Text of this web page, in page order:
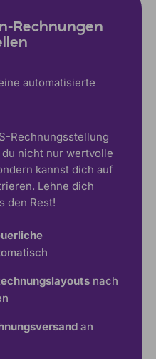
Rechnungen
automatisierte
Rechnungsstellung
nicht nur wertvolle
kannst dich auf
Lehne dich
den Rest!
nach
an